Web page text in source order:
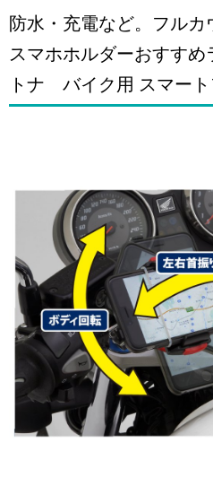
防水・充電など。フルカ
スマホホルダーおすすめ
トナ バイク用 スマー